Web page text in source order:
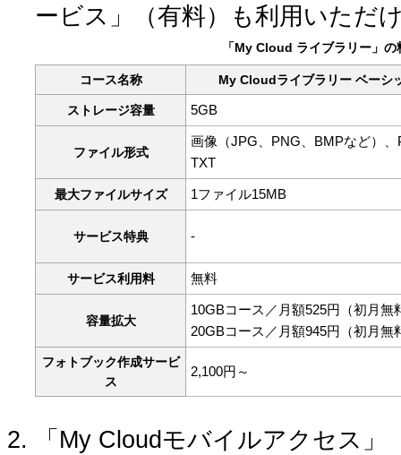
ービス」（有料）も利用いただ
「My Cloud ライブラリー」の
コース名称 My Cloudライブラリー ベーシ
ストレージ容量 5GB
ファイル形式
画像（JPG、PNG、BMPなど）、
TXT
最大ファイルサイズ 1ファイル15MB
サービス特典 ‐
サービス利用料 無料
容量拡大
10GBコース／月額525円（初月無
20GBコース／月額945円（初月無
フォトブック作成サービ
ス
2,100円～
「My Cloudモバイルアクセス」